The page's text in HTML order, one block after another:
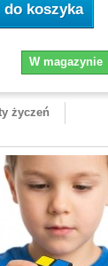
do koszyka
W magazynie
życzeń